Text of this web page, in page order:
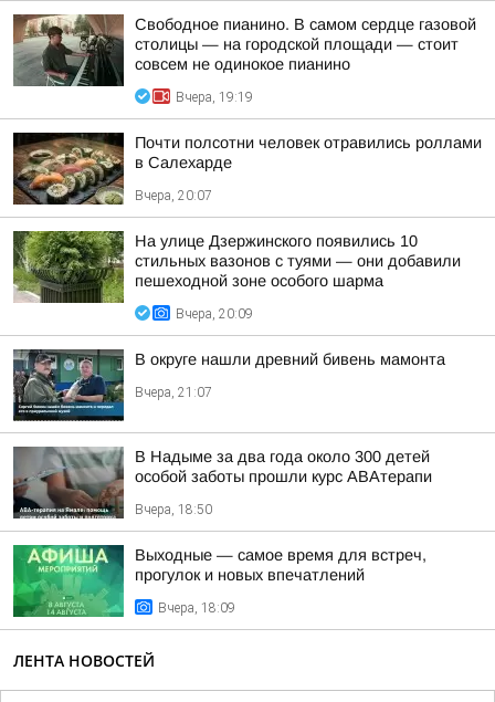
Свободное пианино. В самом сердце газовой
столицы — на городской площади — стоит
совсем не одинокое пианино
Вчера, 19:19
Почти полсотни человек отравились роллами
в Салехарде
Вчера, 20:07
На улице Дзержинского появились 10
стильных вазонов с туями — они добавили
пешеходной зоне особого шарма
Вчера, 20:09
В округе нашли древний бивень мамонта
Вчера, 21:07
В Надыме за два года около 300 детей
особой заботы прошли курс АВАтерапи
Вчера, 18:50
Выходные — самое время для встреч,
прогулок и новых впечатлений
Вчера, 18:09
ЛЕНТА НОВОСТЕЙ